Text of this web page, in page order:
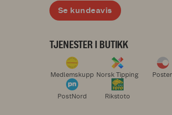
Se kundeavis
TJENESTER I BUTIKK
Medlemskupp Norsk Tipping
PostNord Rikstoto